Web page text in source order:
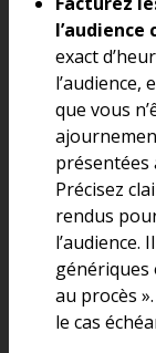
exact
l’audience,
que vous
présentées
Précisez
rendus
l’audience.
génériques
au procès
le cas